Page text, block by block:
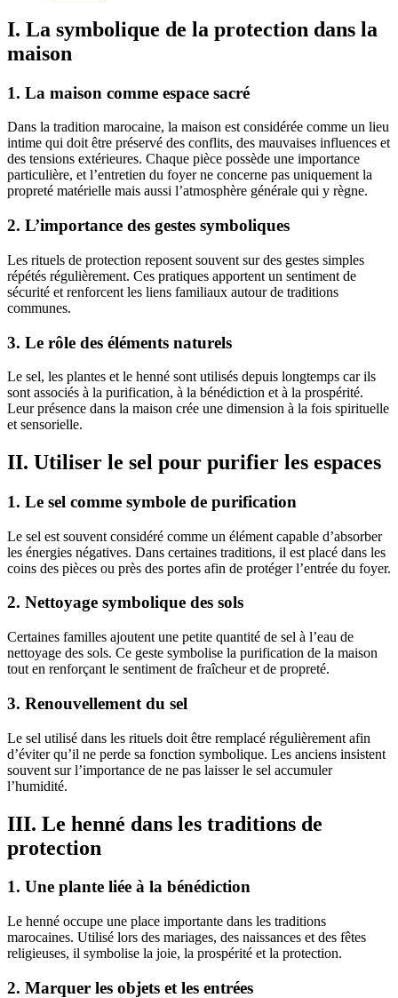
I. La symbolique de la protection dans la
maison
1. La maison comme espace sacré
Dans la tradition marocaine, la maison est considérée comme un lieu
intime qui doit être préservé des conflits, des mauvaises influences et
des tensions extérieures. Chaque pièce possède une importance
particulière, et l’entretien du foyer ne concerne pas uniquement la
propreté matérielle mais aussi l’atmosphère générale qui y règne.
2. L’importance des gestes symboliques
Les rituels de protection reposent souvent sur des gestes simples
répétés régulièrement. Ces pratiques apportent un sentiment de
sécurité et renforcent les liens familiaux autour de traditions
communes.
3. Le rôle des éléments naturels
Le sel, les plantes et le henné sont utilisés depuis longtemps car ils
sont associés à la purification, à la bénédiction et à la prospérité.
Leur présence dans la maison crée une dimension à la fois spirituelle
et sensorielle.
II. Utiliser le sel pour purifier les espaces
1. Le sel comme symbole de purification
Le sel est souvent considéré comme un élément capable d’absorber
les énergies négatives. Dans certaines traditions, il est placé dans les
coins des pièces ou près des portes afin de protéger l’entrée du foyer.
2. Nettoyage symbolique des sols
Certaines familles ajoutent une petite quantité de sel à l’eau de
nettoyage des sols. Ce geste symbolise la purification de la maison
tout en renforçant le sentiment de fraîcheur et de propreté.
3. Renouvellement du sel
Le sel utilisé dans les rituels doit être remplacé régulièrement afin
d’éviter qu’il ne perde sa fonction symbolique. Les anciens insistent
souvent sur l’importance de ne pas laisser le sel accumuler
l’humidité.
III. Le henné dans les traditions de
protection
1. Une plante liée à la bénédiction
Le henné occupe une place importante dans les traditions
marocaines. Utilisé lors des mariages, des naissances et des fêtes
religieuses, il symbolise la joie, la prospérité et la protection.
2. Marquer les objets et les entrées